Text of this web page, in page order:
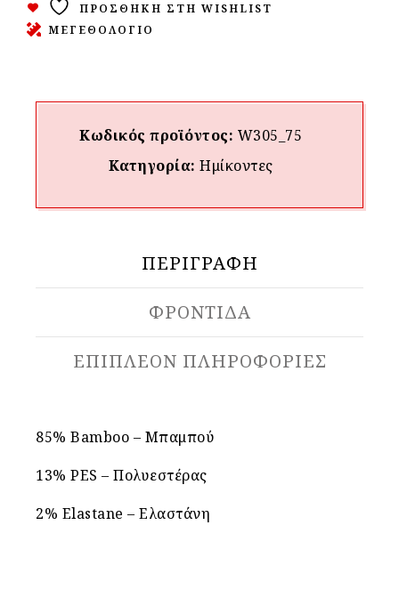
ΠΡΟΣΘΉΚΗ ΣΤΗ WISHLIST
ΜΕΓΕΘΟΛΟΓΙΟ
Κωδικός προϊόντος: W305_75
Κατηγορία: Hμίκοντες
ΠΕΡΙΓΡΑΦΉ
ΦΡΟΝΤΙΔΑ
ΕΠΙΠΛΈΟΝ ΠΛΗΡΟΦΟΡΊΕΣ
85% Bamboo – Μπαμπού
13% PES – Πολυεστέρας
2% Elastane – Ελαστάνη